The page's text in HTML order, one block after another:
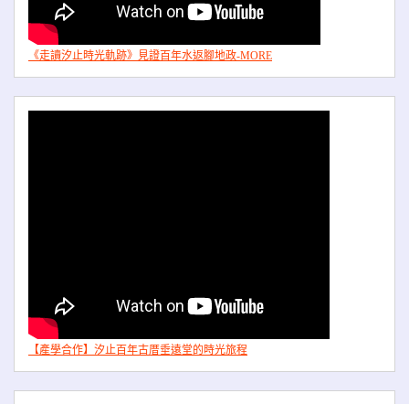
《走讀汐止時光軌跡》見證百年水返腳地政-MORE
【產學合作】汐止百年古厝垂遠堂的時光旅程